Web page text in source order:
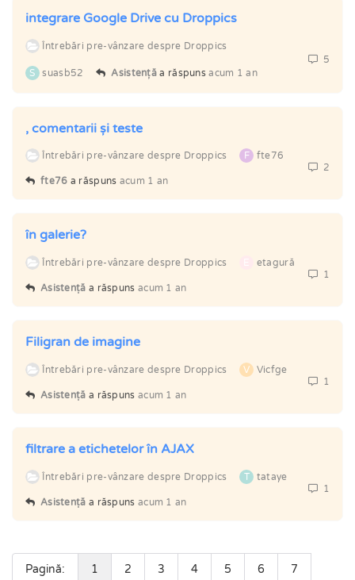
integrare Google Drive cu Droppics
Întrebări pre-vânzare despre Droppics
S suasb52 Asistență a răspunsacum 1 an
5
, comentarii și teste
Întrebări pre-vânzare despre Droppics F fte76
fte76 a răspuns acum 1 an
2
în galerie?
Întrebări pre-vânzare despre Droppics etagură
Asistență a răspuns acum 1 an
1
Filigran de imagine
Întrebări pre-vânzare despre Droppics V Vicfge
Asistență a răspuns acum 1 an
1
filtrare a etichetelor în AJAX
Întrebări pre-vânzare despre Droppics T tataye
Asistență a răspuns acum 1 an
1
Pagină: 1 2 3 4 5 6 7